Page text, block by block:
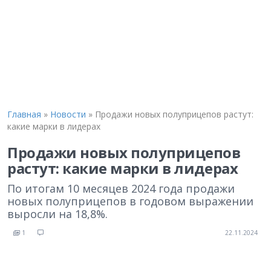
Главная » Новости » Продажи новых полуприцепов растут:
какие марки в лидерах
Продажи новых полуприцепов
растут: какие марки в лидерах
По итогам 10 месяцев 2024 года продажи
новых полуприцепов в годовом выражении
выросли на 18,8%.
1 22.11.2024